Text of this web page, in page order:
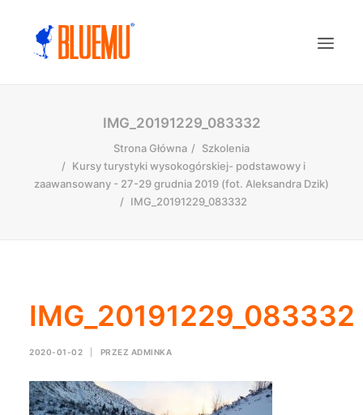
IMG_20191229_083332
Strona Główna
Szkolenia
Kursy turystyki wysokogórskiej- podstawowy i
zaawansowany - 27-29 grudnia 2019 (fot. Aleksandra Dzik)
IMG_20191229_083332
IMG_20191229_083332
2020-01-02 PRZEZ ADMINKA